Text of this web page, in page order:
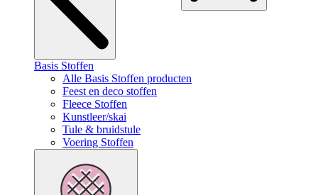
Basis Stoffen
Alle Basis Stoffen producten
Feest en deco stoffen
Fleece Stoffen
Kunstleer/skai
Tule & bruidstule
Voering Stoffen